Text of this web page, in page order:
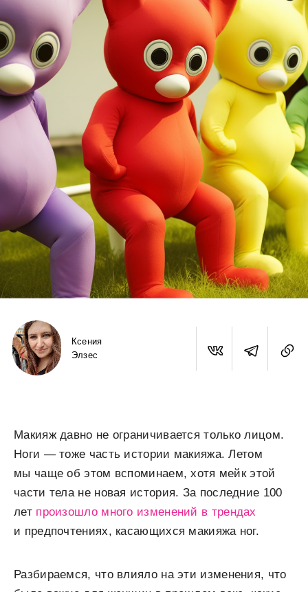
Ксения
Элзес
Макияж давно не ограничивается только лицом.
Ноги — тоже часть истории макияжа. Летом
мы чаще об этом вспоминаем, хотя мейк этой
части тела не новая история. За последние 100
лет произошло много изменений в трендах
и предпочтениях, касающихся макияжа ног.
Разбираемся, что влияло на эти изменения, что